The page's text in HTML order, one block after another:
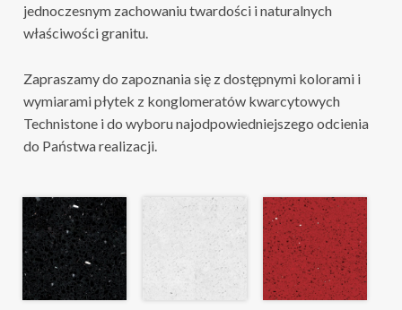
jednoczesnym zachowaniu twardości i naturalnych
właściwości granitu.
Zapraszamy do zapoznania się z dostępnymi kolorami i
wymiarami płytek z konglomeratów kwarcytowych
Technistone i do wyboru najodpowiedniejszego odcienia
do Państwa realizacji.